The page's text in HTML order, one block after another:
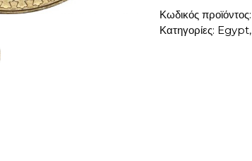
Κωδικός προϊόντος:
Κατηγορίες: Egypt,